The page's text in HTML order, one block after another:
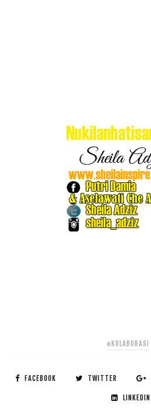
#KOLABORASI
FACEBOOK TWITTER
LINKEDIN